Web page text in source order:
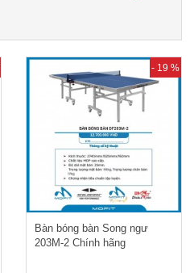
- 19 %
Bàn bóng bàn Song ngư
203M-2 Chính hãng